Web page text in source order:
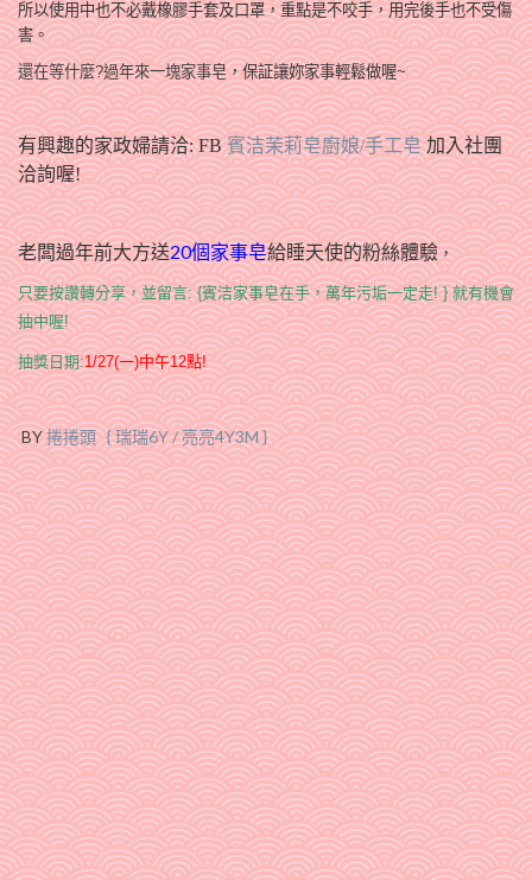
所以使用中也不必戴橡膠手套及口罩，重點是不咬手，用完後手也不受傷
害。
還在等什麼?過年來一塊家事皂，保証讓妳家事輕鬆做喔~
有興趣的家政婦請洽: FB賓洁茉莉皂廚娘/手工皂加入社團
洽詢喔!
老闆過年前大方送20個家事皂給睡天使的粉絲體驗，
只要按讚轉分享，並留言: {賓洁家事皂在手，萬年污垢一定走! } 就有機會
抽中喔!
抽獎日期:1/27(一)中午12點!
BY捲捲頭 { 瑞瑞6Y / 亮亮4Y3M }